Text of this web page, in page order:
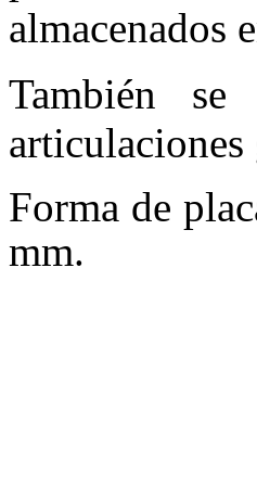
almacenados
También
articulaciones
Forma de
mm.